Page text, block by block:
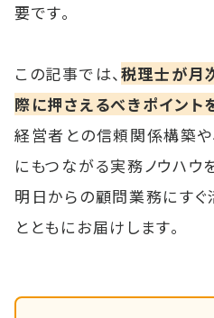
要です。
この記事では、税理士が月
際に押さえるべきポイント
経営者との信頼関係構築
にもつながる実務ノウハウ
明日からの顧問業務にすぐ
とともにお届けします。